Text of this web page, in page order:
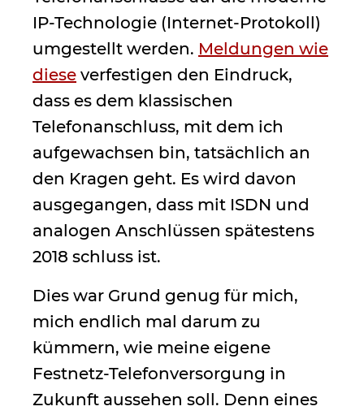
IP-Technologie (Internet-Protokoll)
umgestellt werden. Meldungen wie
diese verfestigen den Eindruck,
dass es dem klassischen
Telefonanschluss, mit dem ich
aufgewachsen bin, tatsächlich an
den Kragen geht. Es wird davon
ausgegangen, dass mit ISDN und
analogen Anschlüssen spätestens
2018 schluss ist.
Dies war Grund genug für mich,
mich endlich mal darum zu
kümmern, wie meine eigene
Festnetz-Telefonversorgung in
Zukunft aussehen soll. Denn eines